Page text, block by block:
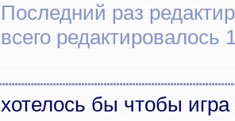
Последний раз
всего редактировалось
хотелось бы чтобы